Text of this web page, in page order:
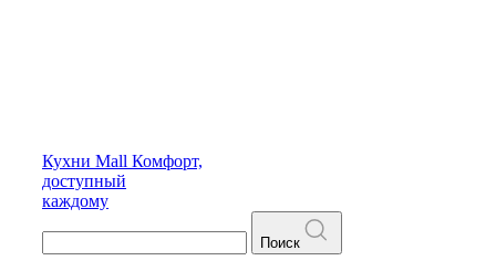
Кухни Mall Комфорт,
доступный
каждому
Поиск